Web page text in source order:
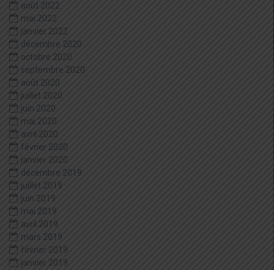
août 2022
mai 2022
janvier 2022
décembre 2020
octobre 2020
septembre 2020
août 2020
juillet 2020
juin 2020
mai 2020
avril 2020
février 2020
janvier 2020
décembre 2019
juillet 2019
juin 2019
mai 2019
avril 2019
mars 2019
février 2019
janvier 2019